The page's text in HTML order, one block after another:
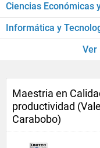
Ciencias Económicas
Informática y
Ver
Maestria en
productividad
Carabobo)